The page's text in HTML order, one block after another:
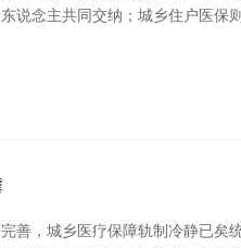
说念主共同交纳；城乡住户医
善，城乡医疗保障轨制冷静已